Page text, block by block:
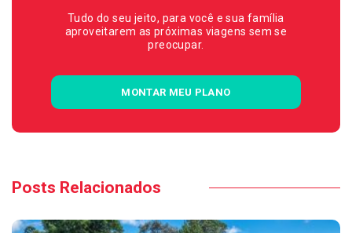
Tudo do seu jeito, para você e sua família
aproveitarem as próximas viagens sem se
preocupar.
MONTAR MEU PLANO
Posts Relacionados